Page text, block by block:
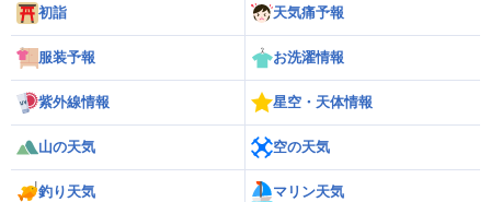
初詣 天気痛予報
服装予報 お洗濯情報
紫外線情報 星空・天体情報
山の天気 空の天気
釣り天気 マリン天気